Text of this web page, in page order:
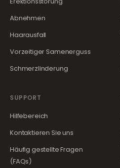
Abnehmen
Haarausfall
Vorzeitiger Samenerguss
Schmerzlinderung
SUPPORT
Hilfebereich
Kontaktieren Sie uns
Häufig gestellte Fragen
(FAQs)